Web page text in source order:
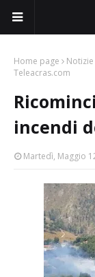
Home page Notizie
Teleacras.com
incendi
Martedì, Maggio